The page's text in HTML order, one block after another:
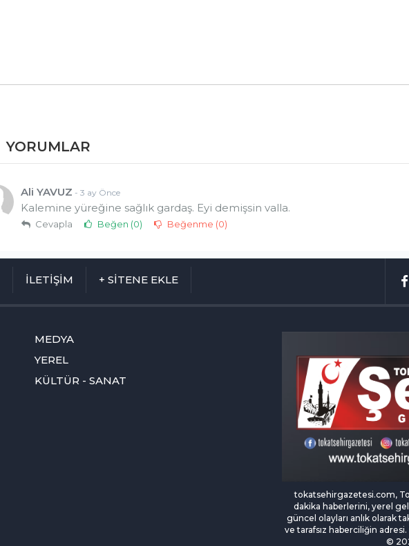
YORUMLAR
Ali YAVUZ - 3 ay Önce
Kalemine yüreğine sağlık gardaş. Eyi demişsin valla.
Cevapla Beğen (0) Beğenme (0)
İLETİŞİM + SİTENE EKLE
MEDYA
YEREL
KÜLTÜR - SANAT
tokatsehirgazetesi.com,
dakika haberlerini, yerel
güncel olayları anlık olarak
ve tarafsız haberciliğin adresi.
©